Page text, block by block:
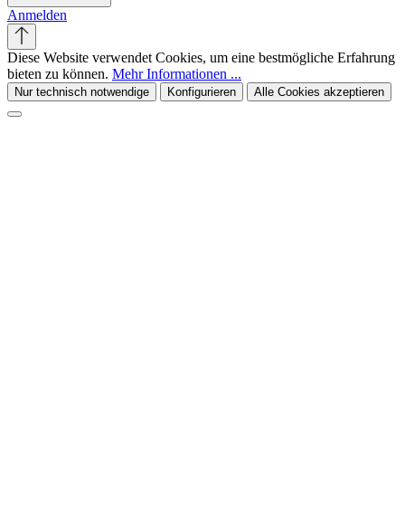
Anmelden
Diese Website verwendet Cookies, um eine bestmögliche Erfahrung
bieten zu können. Mehr Informationen ...
Nur technisch notwendige Konfigurieren Alle Cookies akzeptieren